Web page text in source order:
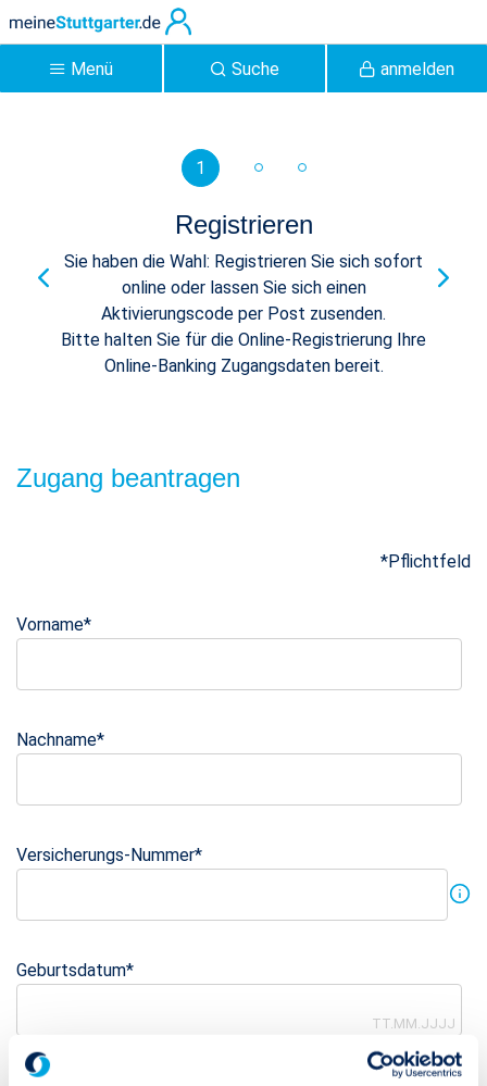
Zum Hauptinhalt springen
anmelden
Suche
Menü
Registrierung -
Kundenportal
Registrieren
Sie haben die Wahl: Registrieren Sie sich sofort
online oder lassen Sie sich einen
Aktivierungscode per Post zusenden.
Bitte halten Sie für die Online-Registrierung Ihre
Online-Banking Zugangsdaten bereit.
1
Zugang beantragen
*Pflichtfeld
Vorname*
Nachname*
Versicherungs-Nummer*
Geburtsdatum*
TT.MM.JJJJ